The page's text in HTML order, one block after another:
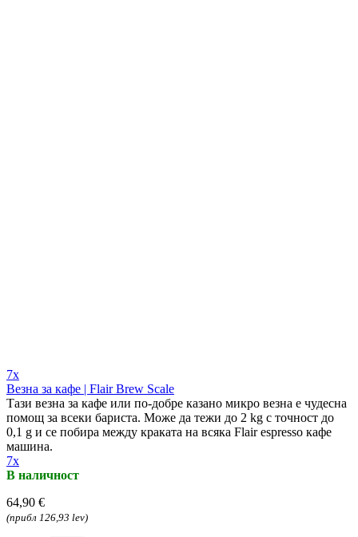
7x
Везна за кафе | Flair Brew Scale
Тази везна за кафе или по-добре казано микро везна е чудесна
помощ за всеки бариста. Може да тежи до 2 kg с точност до
0,1 g и се побира между краката на всяка Flair espresso кафе
машина.
7x
В наличност
64,90 €
(прибл 126,93 lev)